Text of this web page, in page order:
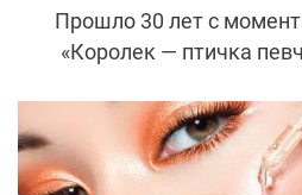
Прошло 30 лет с
«Королек — птичка
Фериде в исполнении
сейчас выглядит
актриса Айдан